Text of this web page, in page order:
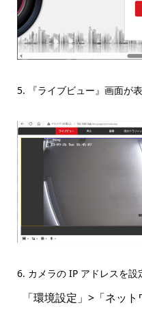
5. 『ライブビュー』画面が表
6. カメラの IP アドレスを設
「環境設定」>「ネット